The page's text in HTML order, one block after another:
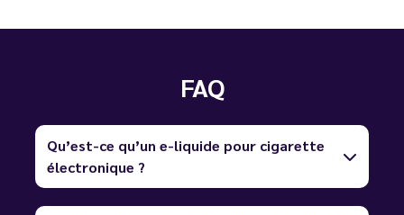
FAQ
Qu’est-ce qu’un e-liquide pour cigarette
électronique ?